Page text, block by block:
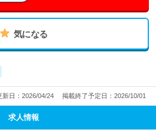
気になる
新日：2026/04/24 掲載終了予定日：2026/10/01
求人情報